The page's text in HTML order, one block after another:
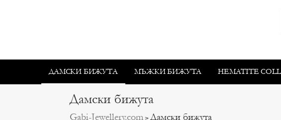
ДАМСКИ БИЖУТА МЪЖКИ БИЖУТА HEMATITE
Дамски бижута
Gabi-Jewellery.com > Дамски бижута